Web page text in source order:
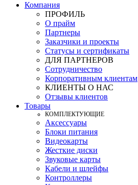
Компания
ПРОФИЛЬ
О прайм
Партнеры
Заказчики и проекты
Статусы и сертификаты
ДЛЯ ПАРТНЕРОВ
Сотрудничество
Корпоративным клиентам
КЛИЕНТЫ О НАС
Отзывы клиентов
Товары
КOМПЛЕКТУЮЩИЕ
Аксессуары
Блоки питания
Видеокарты
Жесткие диски
Звуковые карты
Кабели и шлейфы
Контроллеры